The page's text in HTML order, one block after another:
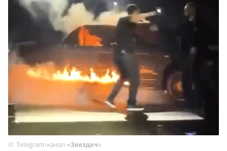
Telegram-канал «Звездач»